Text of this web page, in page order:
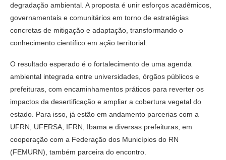
degradação ambiental. A proposta é unir esforços acadêmicos,
governamentais e comunitários em torno de estratégias
concretas de mitigação e adaptação, transformando o
conhecimento científico em ação territorial.
O resultado esperado é o fortalecimento de uma agenda
ambiental integrada entre universidades, órgãos públicos e
prefeituras, com encaminhamentos práticos para reverter os
impactos da desertificação e ampliar a cobertura vegetal do
estado. Para isso, já estão em andamento parcerias com a
UFRN, UFERSA, IFRN, Ibama e diversas prefeituras, em
cooperação com a Federação dos Municípios do RN
(FEMURN), também parceira do encontro.